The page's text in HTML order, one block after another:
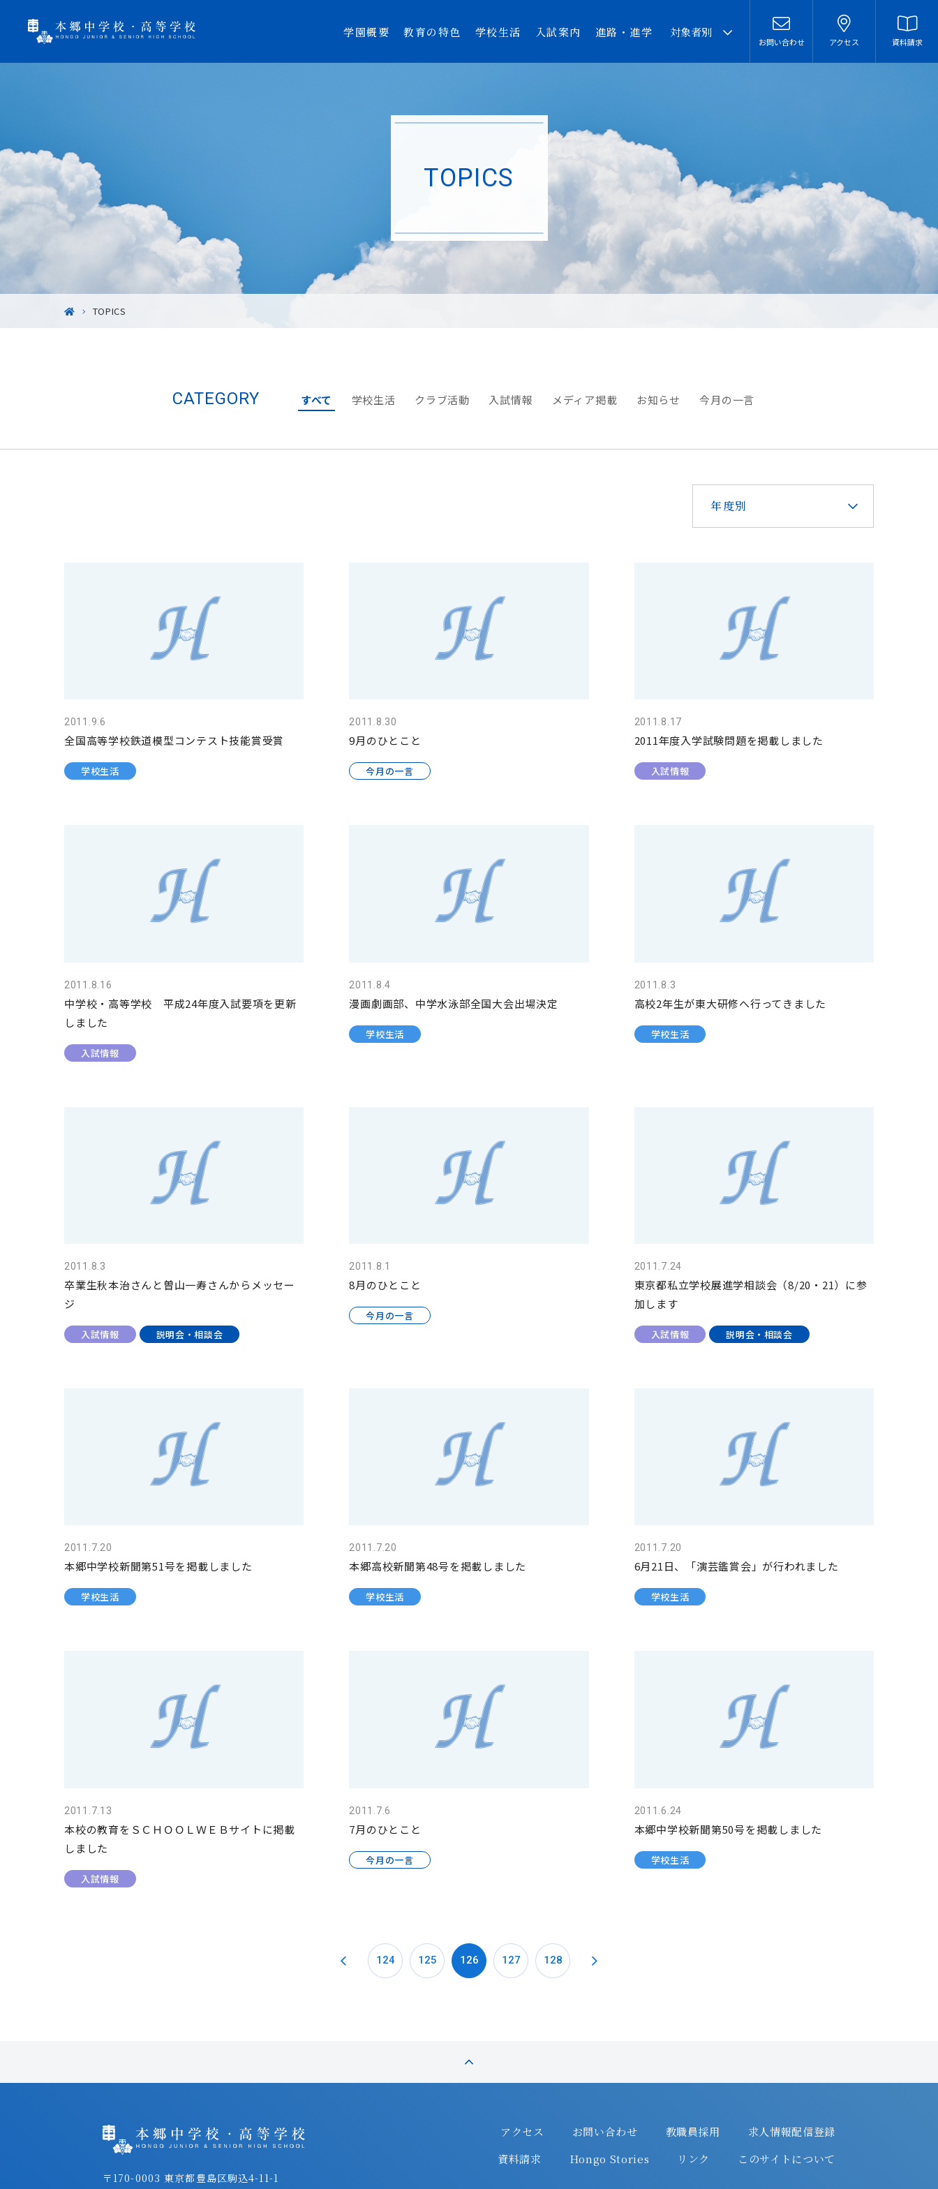
学園概要 教育の特色 学校生活 入試案内 進路・進学 対象者別
在校生・保護者の皆様へ
本校での勤務を希望される
方へ
お問い合わせ アクセス 資料請求
TOPICS
TOPICS
CATEGORY すべて 学校生活 クラブ活動 入試情報 メディア掲載 お知らせ 今月の一言
年度別
2011.9.6
全国高等学校鉄道模型コンテスト技能賞受賞
学校生活
2011.8.30
9月のひとこと
今月の一言
2011.8.17
2011年度入学試験問題を掲載しました
入試情報
2011.8.16
中学校・高等学校 平成24年度入試要項を更新
しました
入試情報
2011.8.4
漫画劇画部、中学水泳部全国大会出場決定
学校生活
2011.8.3
高校2年生が東大研修へ行ってきました
学校生活
2011.8.3
卒業生秋本治さんと曽山一寿さんからメッセー
ジ
入試情報 説明会・相談会
2011.8.1
8月のひとこと
今月の一言
2011.7.24
東京都私立学校展進学相談会（8/20・21）に参
加します
入試情報 説明会・相談会
2011.7.20
本郷中学校新聞第51号を掲載しました
学校生活
2011.7.20
本郷高校新聞第48号を掲載しました
学校生活
2011.7.20
6月21日、「演芸鑑賞会」が行われました
学校生活
2011.7.13
本校の教育をＳＣＨＯＯＬＷＥＢサイトに掲載
しました
入試情報
2011.7.6
7月のひとこと
今月の一言
2011.6.24
本郷中学校新聞第50号を掲載しました
学校生活
124 125 126 127 128
〒170-0003 東京都豊島区駒込4-11-1
アクセス お問い合わせ 教職員採用
求人情報配信登録
資料請求
Hongo Stories リンク このサイトについて